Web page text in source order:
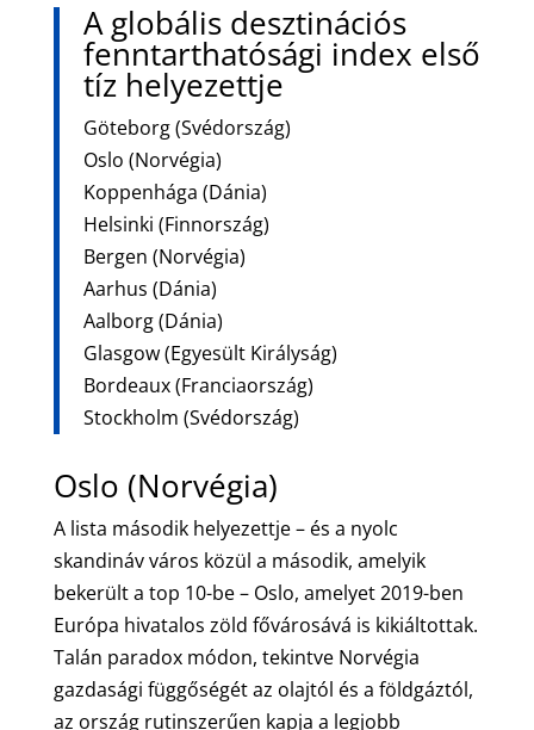
A globális desztinációs
fenntarthatósági index első
tíz helyezettje
Göteborg (Svédország)
Oslo (Norvégia)
Koppenhága (Dánia)
Helsinki (Finnország)
Bergen (Norvégia)
Aarhus (Dánia)
Aalborg (Dánia)
Glasgow (Egyesült Királyság)
Bordeaux (Franciaország)
Stockholm (Svédország)
Oslo (Norvégia)
A lista második helyezettje – és a nyolc
skandináv város közül a második, amelyik
bekerült a top 10-be – Oslo, amelyet 2019-ben
Európa hivatalos zöld fővárosává is kikiáltottak.
Talán paradox módon, tekintve Norvégia
gazdasági függőségét az olajtól és a földgáztól,
az ország rutinszerűen kapja a legjobb